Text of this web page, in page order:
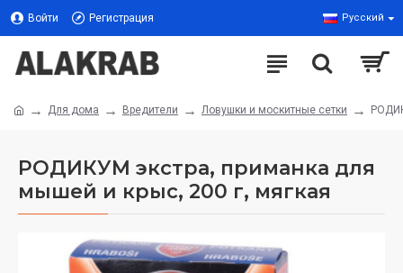
Войти Регистрация Русский
Для дома Вредители Ловушки и москитные сетки
РОДИКУМ экстра, приманка для
мышей и крыс, 200 г, мягкая